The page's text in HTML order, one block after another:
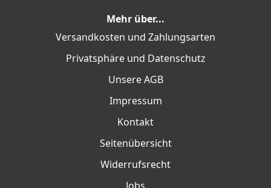
Mehr über...
Versandkosten und Zahlungsarten
Privatsphäre und Datenschutz
Unsere AGB
Impressum
Kontakt
Seitenübersicht
Widerrufsrecht